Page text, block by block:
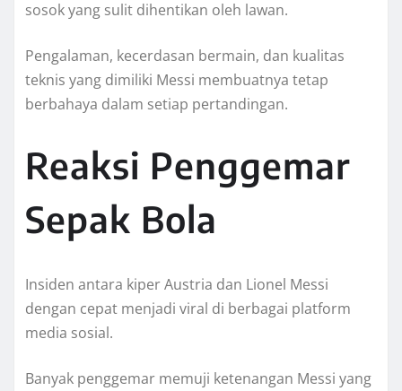
sosok yang sulit dihentikan oleh lawan.
Pengalaman, kecerdasan bermain, dan kualitas
teknis yang dimiliki Messi membuatnya tetap
berbahaya dalam setiap pertandingan.
Reaksi Penggemar
Sepak Bola
Insiden antara kiper Austria dan Lionel Messi
dengan cepat menjadi viral di berbagai platform
media sosial.
Banyak penggemar memuji ketenangan Messi yang